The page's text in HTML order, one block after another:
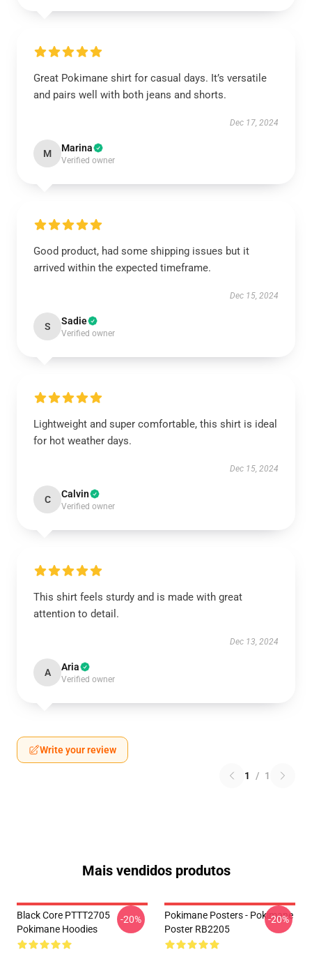
Great Pokimane shirt for casual days. It’s versatile
and pairs well with both jeans and shorts.
Dec 17, 2024
M Marina
Verified owner
Good product, had some shipping issues but it
arrived within the expected timeframe.
Dec 15, 2024
S Sadie
Verified owner
Lightweight and super comfortable, this shirt is ideal
for hot weather days.
Dec 15, 2024
C Calvin
Verified owner
This shirt feels sturdy and is made with great
attention to detail.
Dec 13, 2024
A Aria
Verified owner
Write your review
1 / 1
Mais vendidos produtos
Black Core PTTT2705
Pokimane Hoodies
-20%
Pokimane Posters - Pokimane
Poster RB2205
-20%